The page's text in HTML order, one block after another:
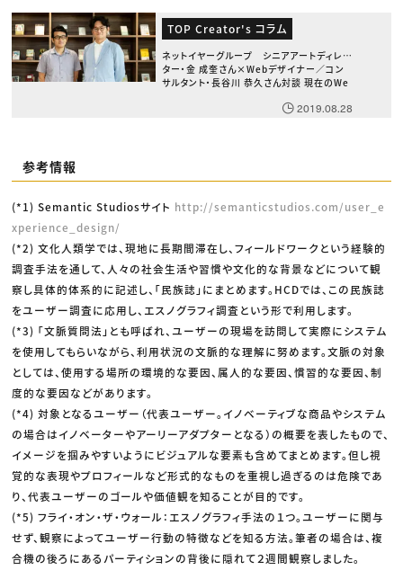
TOP Creator's コラム
ネットイヤーグループ シニアアートディレク
ター・金 成奎さん×Webデザイナー／コン
サルタント・長谷川 恭久さん対談 現在のWe
2019.08.28
参考情報
(*1) Semantic Studiosサイト http://semanticstudios.com/user_e
xperience_design/
(*2) 文化人類学では、現地に長期間滞在し、フィールドワークという経験的
調査手法を通して、人々の社会生活や習慣や文化的な背景などについて観
察し具体的体系的に記述し、「民族誌」にまとめます。HCDでは、この民族誌
をユーザー調査に応用し、エスノグラフィ調査という形で利用します。
(*3) 「文脈質問法」とも呼ばれ、ユーザーの現場を訪問して実際にシステム
を使用してもらいながら、利用状況の文脈的な理解に努めます。文脈の対象
としては、使用する場所の環境的な要因、属人的な要因、慣習的な要因、制
度的な要因などがあります。
(*4) 対象となるユーザー（代表ユーザー。イノベーティブな商品やシステム
の場合はイノベーターやアーリーアダプターとなる）の概要を表したもので、
イメージを掴みやすいようにビジュアルな要素も含めてまとめます。但し視
覚的な表現やプロフィールなど形式的なものを重視し過ぎるのは危険であ
り、代表ユーザーのゴールや価値観を知ることが目的です。
(*5) フライ・オン・ザ・ウォール：エスノグラフィ手法の１つ。ユーザーに関与
せず、観察によってユーザー行動の特徴などを知る方法。筆者の場合は、複
合機の後ろにあるパーティションの背後に隠れて２週間観察しました。